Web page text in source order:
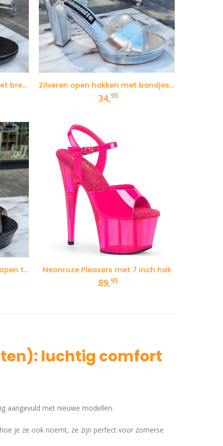
Zwarte hoge sandaletten met brede hak Zilveren open hakken met bandjes en plateau
34,95
Zwarte plateauhakken met open teen en bandje Neonroze Pleasers met 7 inch hak
89,95
luchtig comfort
aangevuld met nieuwe modellen.
je ze ook noemt, ze zijn perfect voor zomerse